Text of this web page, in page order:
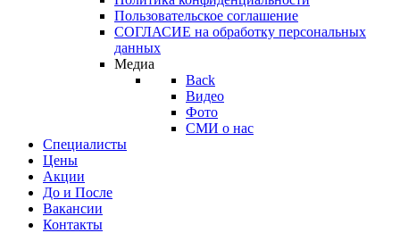
Пользовательское соглашение
СОГЛАСИЕ на обработку персональных
данных
Медиа
Back
Видео
Фото
СМИ о нас
Специалисты
Цены
Акции
До и После
Вакансии
Контакты